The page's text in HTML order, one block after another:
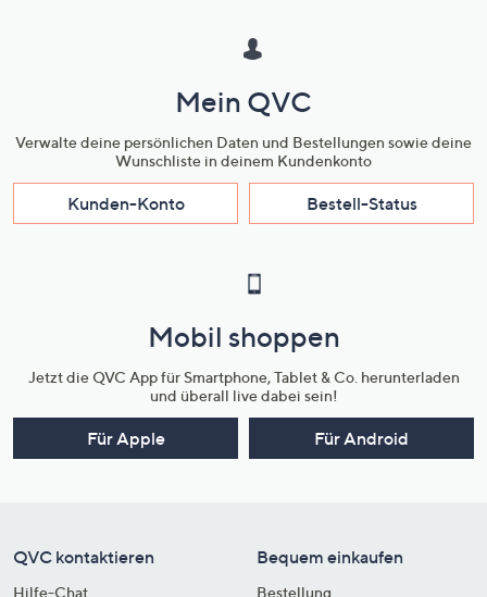
Mein QVC
Verwalte deine persönlichen Daten und Bestellungen sowie deine
Wunschliste in deinem Kundenkonto
Kunden-Konto Bestell-Status
Mobil shoppen
Jetzt die QVC App für Smartphone, Tablet & Co. herunterladen
und überall live dabei sein!
Für Apple Für Android
QVC kontaktieren
Hilfe-Chat
Bequem einkaufen
Bestellung